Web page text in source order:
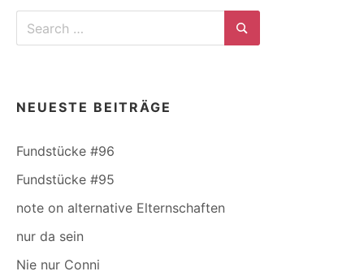
Search
for:
Search
NEUESTE BEITRÄGE
Fundstücke #96
Fundstücke #95
note on alternative Elternschaften
nur da sein
Nie nur Conni